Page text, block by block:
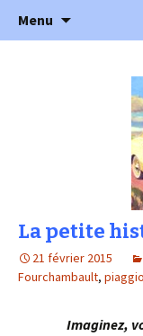
l'automobile
…
Menu
La petite
21 février 2015
Fourchambault, piaggio
Imaginez, vous